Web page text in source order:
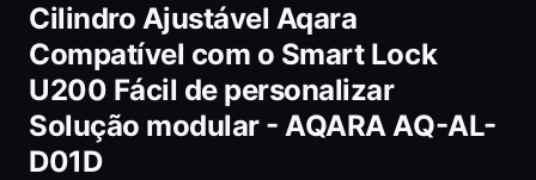
Cilindro Ajustável Aqara
Compatível com o Smart Lock
U200 Fácil de personalizar
Solução modular - AQARA AQ-AL-
D01D